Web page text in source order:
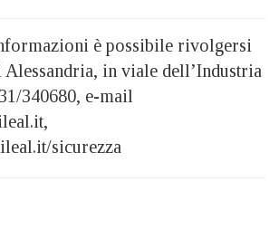
è possibile rivolgersi
Alessandria, in viale dell’Industria
340680, e-mail
sicurezza